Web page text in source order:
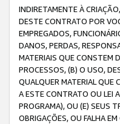
INDIRETAMENTE À
DESTE CONTRATO POR
EMPREGADOS,
DANOS, PERDAS,
MATERIAIS QUE CONSTEM
PROCESSOS, (B) O USO,
QUALQUER MATERIAL QUE
A ESTE CONTRATO OU LEI
PROGRAMA), OU (E) SEUS
OBRIGAÇÕES, OU FALHA